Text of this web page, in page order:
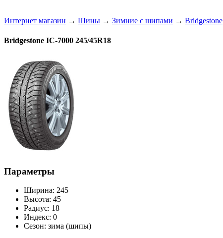
Интернет магазин → Шины → Зимние с шипами → Bridgestone
Bridgestone IC-7000 245/45R18
Параметры
Ширина: 245
Высота: 45
Радиус: 18
Индекс: 0
Сезон: зима (шипы)